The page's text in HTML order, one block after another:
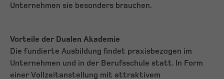
Unternehmen sie besonders brauchen.
Vorteile der Dualen Akademie
Die fundierte Ausbildung findet praxisbezogen im
Unternehmen und in der Berufsschule statt. In Form
einer Vollzeitanstellung mit attraktivem